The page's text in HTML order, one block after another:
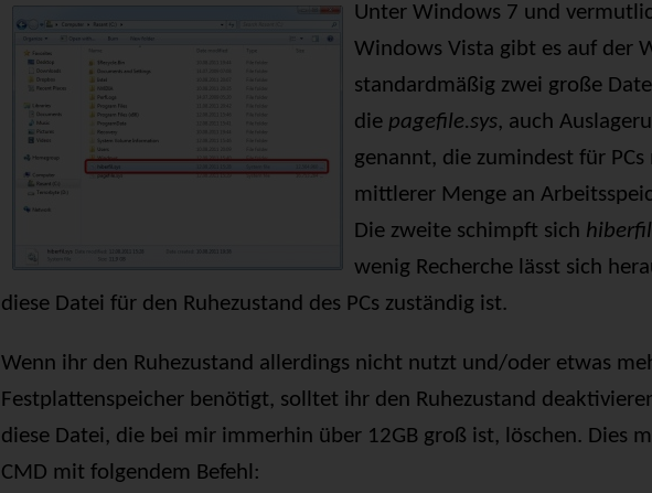
Unter Windows 7 und
Windows Vista gibt es auf der
standardmäßig zwei große
die pagefile.sys, auch
genannt, die zumindest für
mittlerer Menge an
Die zweite schimpft sich
wenig Recherche lässt sich
diese Datei für den Ruhezustand des PCs zuständig ist.
Wenn ihr den Ruhezustand allerdings nicht nutzt und/oder etwas
Festplattenspeicher benötigt, solltet ihr den Ruhezustand
diese Datei, die bei mir immerhin über 12GB groß ist, löschen. Dies
CMD mit folgendem Befehl: